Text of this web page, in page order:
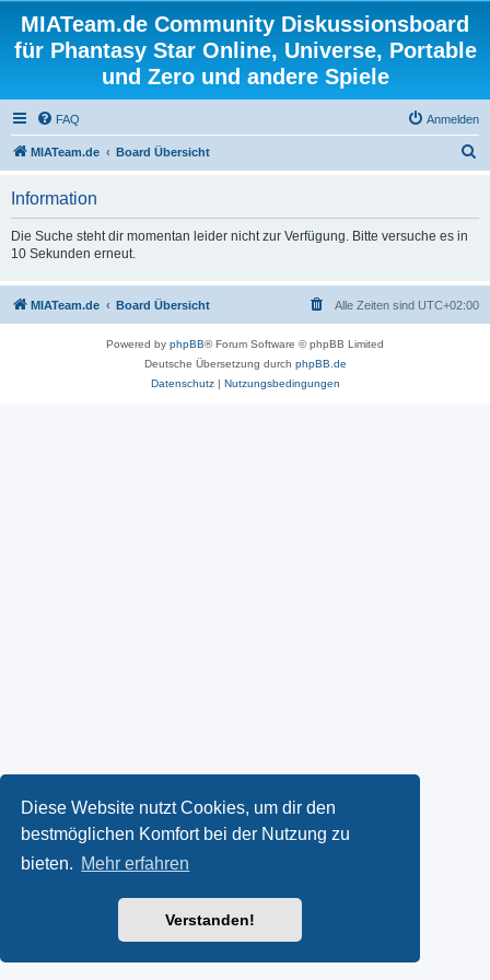
Diese Website nutzt Cookies, um dir den
bestmöglichen Komfort bei der Nutzung zu
bieten. Mehr erfahren
Verstanden!
MIATeam.de Community Diskussionsboard
für Phantasy Star Online, Universe, Portable
und Zero und andere Spiele
FAQ Anmelden
MIATeam.de Board Übersicht
Information
Die Suche steht dir momentan leider nicht zur Verfügung. Bitte versuche es in
10 Sekunden erneut.
MIATeam.de Board Übersicht Alle Zeiten sind UTC+02:00
Powered by phpBB® Forum Software © phpBB Limited
Deutsche Übersetzung durch phpBB.de
Datenschutz| Nutzungsbedingungen